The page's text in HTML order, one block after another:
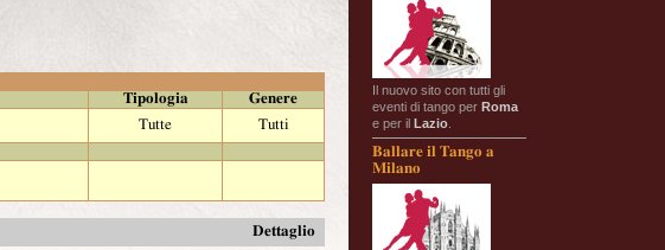
Il nuovo sito con tutti gli
eventi di tango per Roma
e per il Lazio
Ballare il Tango a
Milano
Tipologia
Genere
Tutte
Tutti
Dettaglio